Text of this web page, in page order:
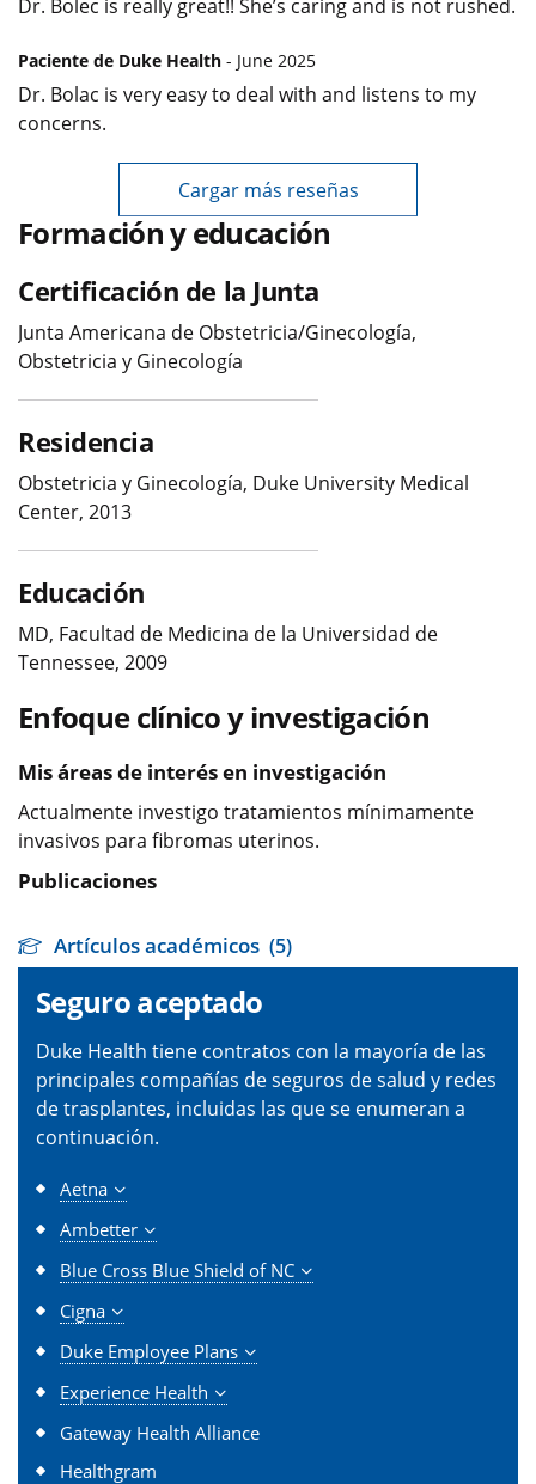
Dr. Bolec is really great!! She’s caring and is not rushed.
Paciente de Duke Health - June 2025
Dr. Bolac is very easy to deal with and listens to my
concerns.
Cargar más reseñas
Formación y educación
Certificación de la Junta
Junta Americana de Obstetricia/Ginecología,
Obstetricia y Ginecología
Residencia
Obstetricia y Ginecología, Duke University Medical
Center, 2013
Educación
MD, Facultad de Medicina de la Universidad de
Tennessee, 2009
Enfoque clínico y investigación
Mis áreas de interés en investigación
Actualmente investigo tratamientos mínimamente
invasivos para fibromas uterinos.
Publicaciones
Artículos académicos (5)
Seguro aceptado
Duke Health tiene contratos con la mayoría de las
principales compañías de seguros de salud y redes
de trasplantes, incluidas las que se enumeran a
continuación.
Aetna
Ambetter
Blue Cross Blue Shield of NC
Cigna
Duke Employee Plans
Experience Health
Gateway Health Alliance
Healthgram